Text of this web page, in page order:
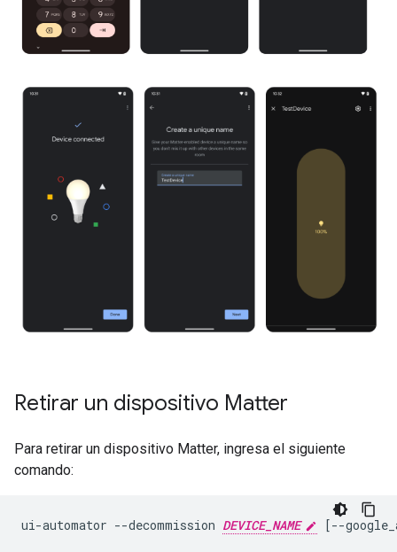
Retirar un dispositivo Matter
Para retirar un dispositivo Matter, ingresa el siguiente
comando:
ui-automator --decommission DEVICE_NAME [--